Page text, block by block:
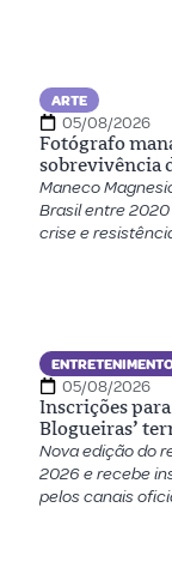
ARTE
05/08/2026
Fotógrafo
sobrevivência
Maneco
Brasil entre
crise e
05/08/2026
Inscrições
Blogueiras’
Nova edição do
2026 e recebe
pelos canais